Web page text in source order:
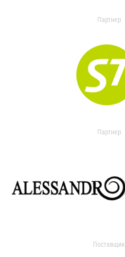
Партнер
Партнер
Поставщик